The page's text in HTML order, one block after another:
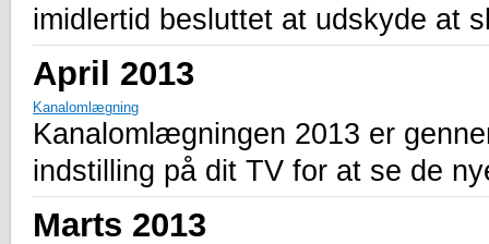
imidlertid besluttet at udskyde at
April 2013
Kanalomlægning
Kanalomlægningen 2013 er
indstilling på dit TV for at se de
Marts 2013